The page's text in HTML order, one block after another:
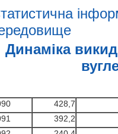
Динаміка
428,7
392,2